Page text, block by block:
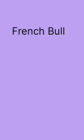
French Bull